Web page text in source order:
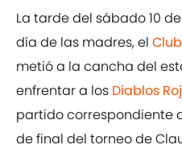
La tarde del sábado 10
día de las madres, el
metió a la cancha del
enfrentar a los Diablos
partido correspondiente
de final del torneo de